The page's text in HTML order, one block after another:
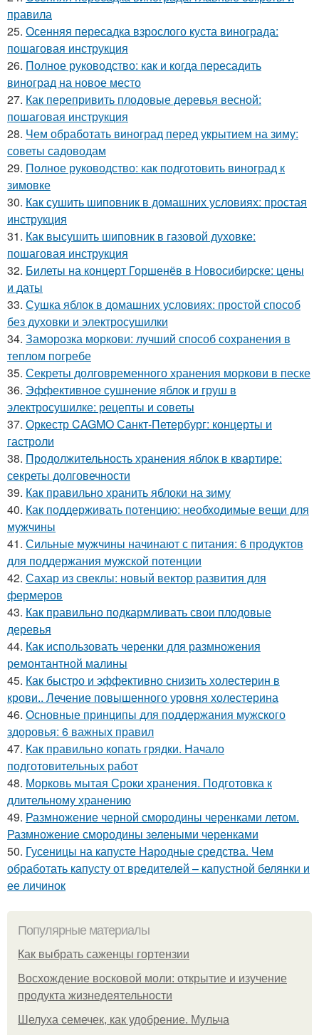
правила
25. Осенняя пересадка взрослого куста винограда:
пошаговая инструкция
26. Полное руководство: как и когда пересадить
виноград на новое место
27. Как перепривить плодовые деревья весной:
пошаговая инструкция
28. Чем обработать виноград перед укрытием на зиму:
советы садоводам
29. Полное руководство: как подготовить виноград к
зимовке
30. Как сушить шиповник в домашних условиях: простая
инструкция
31. Как высушить шиповник в газовой духовке:
пошаговая инструкция
32. Билеты на концерт Горшенёв в Новосибирске: цены
и даты
33. Сушка яблок в домашних условиях: простой способ
без духовки и электросушилки
34. Заморозка моркови: лучший способ сохранения в
теплом погребе
35. Секреты долговременного хранения моркови в песке
36. Эффективное сушнение яблок и груш в
электросушилке: рецепты и советы
37. Оркестр CAGMO Санкт-Петербург: концерты и
гастроли
38. Продолжительность хранения яблок в квартире:
секреты долговечности
39. Как правильно хранить яблоки на зиму
40. Как поддерживать потенцию: необходимые вещи для
мужчины
41. Сильные мужчины начинают с питания: 6 продуктов
для поддержания мужской потенции
42. Сахар из свеклы: новый вектор развития для
фермеров
43. Как правильно подкармливать свои плодовые
деревья
44. Как использовать черенки для размножения
ремонтантной малины
45. Как быстро и эффективно снизить холестерин в
крови.. Лечение повышенного уровня холестерина
46. Основные принципы для поддержания мужского
здоровья: 6 важных правил
47. Как правильно копать грядки. Начало
подготовительных работ
48. Морковь мытая Сроки хранения. Подготовка к
длительному хранению
49. Размножение черной смородины черенками летом.
Размножение смородины зелеными черенками
50. Гусеницы на капусте Народные средства. Чем
обработать капусту от вредителей – капустной белянки и
ее личинок
Популярные материалы
Как выбрать саженцы гортензии
Восхождение восковой моли: открытие и изучение
продукта жизнедеятельности
Шелуха семечек, как удобрение. Мульча